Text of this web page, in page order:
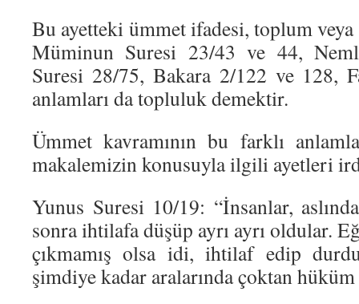
Bu ayetteki ümmet ifadesi, toplum
Müminun Suresi 23/43 ve 44,
Suresi 28/75, Bakara 2/122 ve 128,
anlamları da topluluk demektir.
Ümmet kavramının bu farklı
makalemizin konusuyla ilgili ayetleri
Yunus Suresi 10/19: “İnsanlar,
sonra ihtilafa düşüp ayrı ayrı oldular.
çıkmamış olsa idi, ihtilaf edip
şimdiye kadar aralarında çoktan